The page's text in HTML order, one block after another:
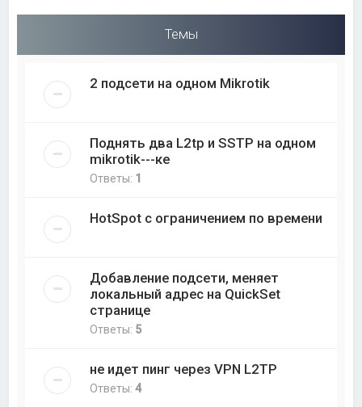
Темы
2 подсети на одном Mikrotik
Поднять два L2tp и SSTP на одном
mikrotik---ке
Ответы: 1
HotSpot с ограничением по времени
Добавление подсети, меняет
локальный адрес на QuickSet
странице
Ответы: 5
не идет пинг через VPN L2TP
Ответы:4